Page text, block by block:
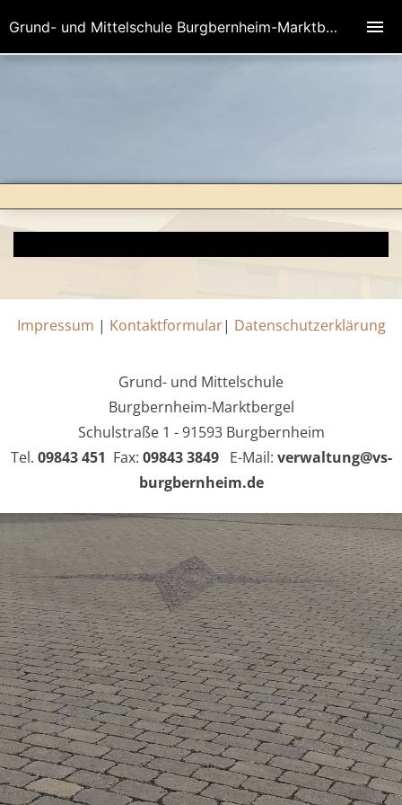
Impressum | Kontaktformular| Datenschutzerklärung
Grund- und Mittelschule
Burgbernheim-Marktbergel
Schulstraße 1 - 91593 Burgbernheim
Tel. 09843 451 Fax: 09843 3849 E-Mail: verwaltung@vs-
burgbernheim.de
Grund- und Mittelschule Burgbernheim-Marktbergel